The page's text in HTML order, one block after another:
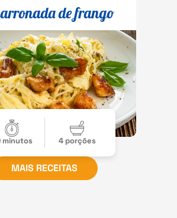
de frango
minutos 4 porções
MAIS RECEITAS